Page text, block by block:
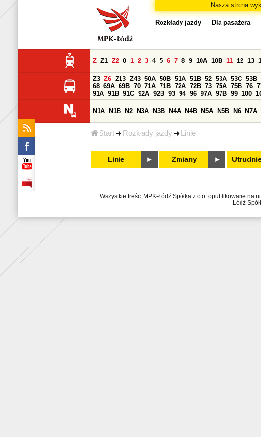
Nasza strona
Start Rozkłady jazdy Linie
Rozkłady jazdy Dla pasażera
Z Z1 Z2 0 1 2 3 4 5 6 7 8 9 10A 10B 11 12 13
Z3 Z6 Z13 Z43 50A 50B 51A 51B 52 53A 53C 53B
68 69A 69B 70 71A 71B 72A 72B 73 75A 75B 76
91A 91B 91C 92A 92B 93 94 96 97A 97B 99 100
N1A N1B N2 N3A N3B N4A N4B N5A N5B N6 N7A
Linie Zmiany
Wszystkie treści MPK-Łódź Spółka z o.o. opublikowane
Łódź